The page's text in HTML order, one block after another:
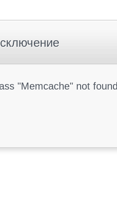
"Memcache" not found